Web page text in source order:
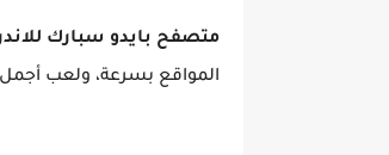
متصفح بايدو سبارك
المواقع بسرعة، ولعب أجمل